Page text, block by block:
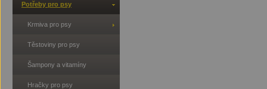
Potřeby pro psy
Krmiva pro psy
Těstoviny pro psy
Šampony a vitamíny
Hračky pro psy